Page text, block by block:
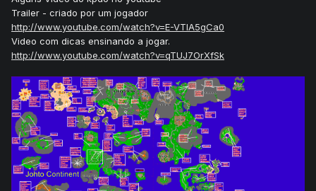
Trailer - criado por um jogador
http://www.youtube.com/watch?v=E-VTlA5gCa0
Video com dicas ensinando a jogar.
http://www.youtube.com/watch?v=qTUJ7OrXfSk